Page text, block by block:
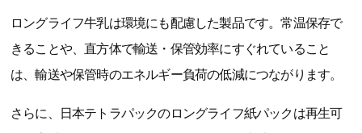
ロングライフ牛乳は環境にも配慮した製品です。常温保存で
きることや、直方体で輸送・保管効率にすぐれていること
は、輸送や保管時のエネルギー負荷の低減につながります。
さらに、日本テトラパックのロングライフ紙パックは再生可